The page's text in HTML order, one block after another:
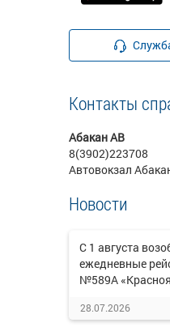
Контакты
Абакан АВ
8(3902)223708
Автовокзал
Новости
С 1 августа
ежедневные
№589А
28.07.2026